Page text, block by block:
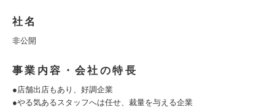
社名
非公開
事業内容・会社の特長
●店舗出店もあり、好調企業
●やる気あるスタッフへは任せ、裁量を与える企業